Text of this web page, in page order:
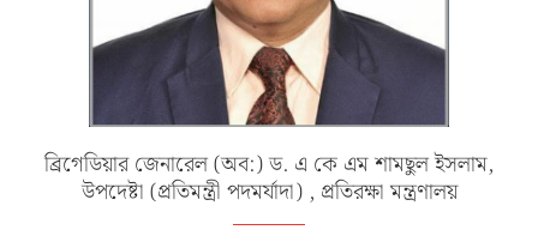
ব্রিগেডিয়ার জেনারেল (অব:) ড. এ কে এম শামছুল ইসলাম,
উপদেষ্টা (প্রতিমন্ত্রী পদমর্যাদা) , প্রতিরক্ষা মন্ত্রণালয়